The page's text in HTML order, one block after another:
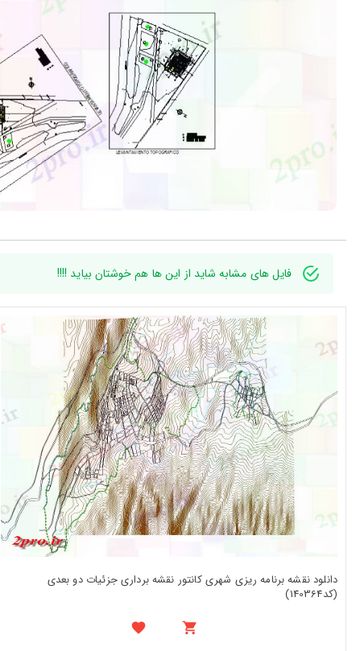
ها
فایل های مشابه شاید از این ها هم خوشتان بیاید !!!!
دانلود نقشه برنامه ریزی شهری کانتور نقشه برداری جزئیات دو بعدی
(کد140364)